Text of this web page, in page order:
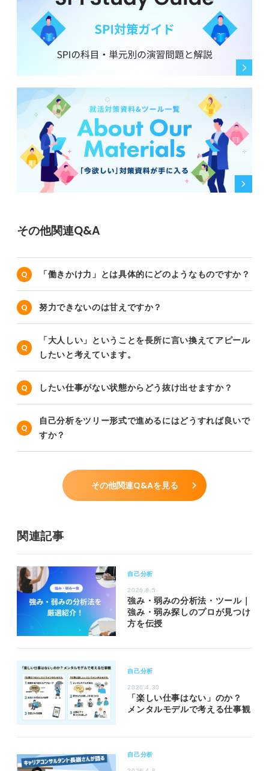
その他関連Q&A
「働きかけ力」とは具体的にどのようなものですか？
努力できないのは甘えですか？
「大人しい」ということを長所に言い換えてアピール
したいと考えています。
したい仕事がない状態からどう抜け出せますか？
自己分析をツリー形式で進めるにはどうすれば良いで
すか？
その他関連Q&Aを見る
関連記事
自己分析
2026.8.5
強み・弱みの分析法・ツール｜
強み・弱み探しのプロが見つけ
方を伝授
自己分析
2026.4.30
「楽しい仕事はない」のか？
メンタルモデルで考える仕事観
自己分析